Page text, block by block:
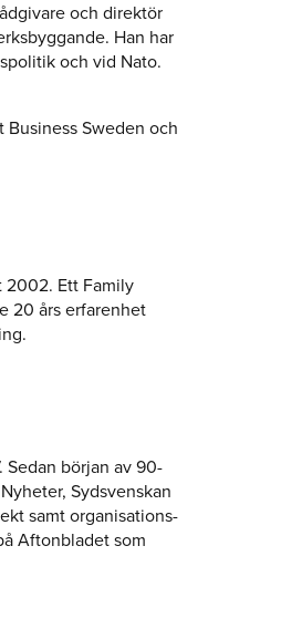
och direktör
Han har
och vid Nato.
Business Sweden och
2002. Ett Family
20 års erfarenhet
Sedan början av 90-
Sydsvenskan
samt organisations-
Aftonbladet som